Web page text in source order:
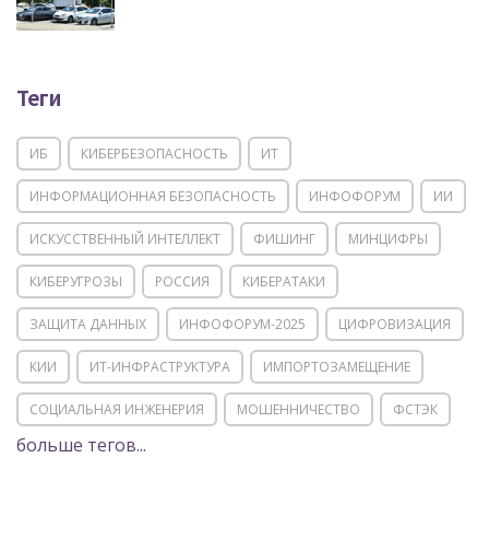
Теги
ИБ КИБЕРБЕЗОПАСНОСТЬ ИТ
ИНФОРМАЦИОННАЯ БЕЗОПАСНОСТЬ ИНФОФОРУМ ИИ
ИСКУССТВЕННЫЙ ИНТЕЛЛЕКТ ФИШИНГ МИНЦИФРЫ
КИБЕРУГРОЗЫ РОССИЯ КИБЕРАТАКИ
ЗАЩИТА ДАННЫХ ИНФОФОРУМ-2025 ЦИФРОВИЗАЦИЯ
КИИ ИТ-ИНФРАСТРУКТУРА ИМПОРТОЗАМЕЩЕНИЕ
СОЦИАЛЬНАЯ ИНЖЕНЕРИЯ МОШЕННИЧЕСТВО ФСТЭК
POSITIVE TECHNOLOGIES
больше тегов...